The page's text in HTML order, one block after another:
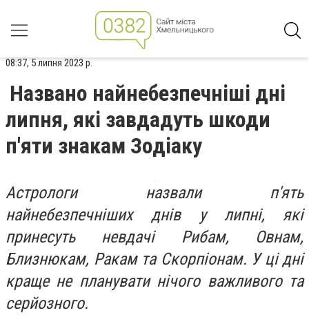
08:37, 5 липня 2023 р.
Названо найнебезпечніші дні
липня, які завдадуть шкоди
п'яти знакам Зодіаку
Астрологи назвали п'ять
найнебезпечніших днів у липні, які
принесуть невдачі Рибам, Овнам,
Близнюкам, Ракам та Скорпіонам. У ці дні
краще не планувати нічого важливого та
серйозного.